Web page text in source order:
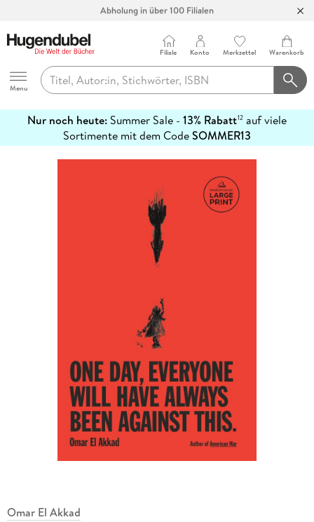
Abholung in über 100 Filialen
Hugendubel
Menu
Filiale Konto Merkzettel Warenkorb
Nur noch heute: Summer Sale - 13% Rabatt12 auf viele
Sortimente mit dem CodeSOMMER13
erfahren
Omar El Akkad